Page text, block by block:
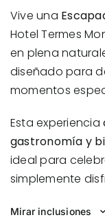
Vive una
Hotel Termes
en plena
diseñado para
momentos
Esta experiencia
gastronomía y
ideal para
simplemente
Mirar inclusiones